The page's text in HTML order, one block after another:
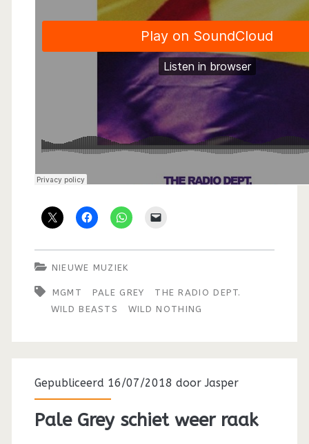
NIEUWE MUZIEK
MGMT PALE GREY
THE RADIO DEPT.
WILD BEASTS
WILD NOTHING
Gepubliceerd 16/07/2018 doorJasper
Pale Grey schiet weer raak